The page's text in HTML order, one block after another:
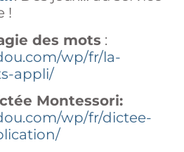
!
des mots :
wp/fr/la-
appli/
Montessori:
wp/fr/dictee-